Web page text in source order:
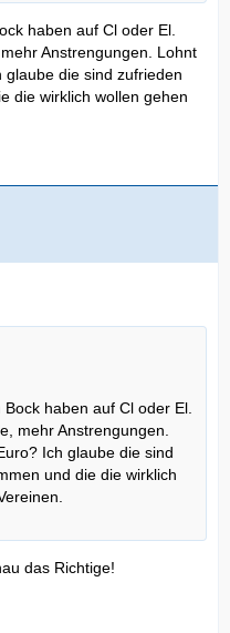
haben auf Cl oder El.
Anstrengungen. Lohnt
die sind zufrieden
die wirklich wollen gehen
haben auf Cl oder El.
mehr Anstrengungen.
Ich glaube die sind
und die die wirklich
das Richtige!